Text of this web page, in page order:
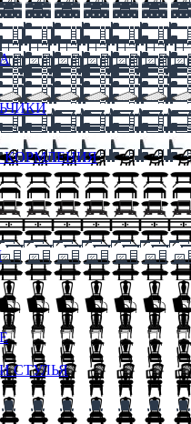
КОРМЛЕНИЯ
СТУЛЬЯ